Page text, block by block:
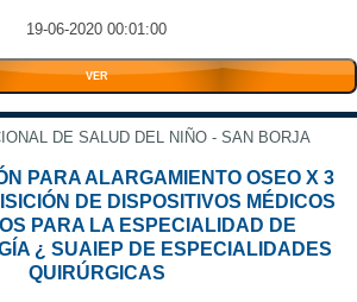
19-06-2020 00:01:00
VER
DE SALUD DEL NIÑO - SAN BORJA
PARA ALARGAMIENTO OSEO X 3
DE DISPOSITIVOS MÉDICOS
PARA LA ESPECIALIDAD DE
¿ SUAIEP DE ESPECIALIDADES
QUIRÚRGICAS